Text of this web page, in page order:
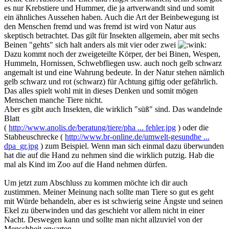
es nur Krebstiere und Hummer, die ja artverwandt sind und somit
ein ähnliches Aussehen haben. Auch die Art der Beinbewegung ist
den Menschen fremd und was fremd ist wird von Natur aus
skeptisch betrachtet. Das gilt für Insekten allgemein, aber mit sechs
Beinen "gehts" sich halt anders als mit vier oder zwei
Dazu kommt noch der zweigeteilte Körper, der bei Binen, Wespen,
Hummeln, Hornissen, Schwebfliegen usw. auch noch gelb schwarz
angemalt ist und eine Wahrung bedeute. In der Natur stehen nämlich
gelb schwarz und rot (schwarz) für Achtung giftig oder gefährlich.
Das alles spielt wohl mit in dieses Denken und somit mögen
Menschen manche Tiere nicht.
Aber es gibt auch Insekten, die wirklich "süß" sind. Das wandelnde
Blatt
( http://www.anolis.de/beratung/tiere/pha ... fehler.jpg ) oder die
Stabheuschrecke ( http://www.br-online.de/umwelt-gesundhe ...
dpa_gr.jpg ) zum Beispiel. Wenn man sich einmal dazu überwunden
hat die auf die Hand zu nehmen sind die wirklich putzig. Hab die
mal als Kind im Zoo auf die Hand nehmen dürfen.
Um jetzt zum Abschluss zu kommen möchte ich dir auch
zustimmen. Meiner Meinung nach sollte man Tiere so gut es geht
mit Würde behandeln, aber es ist schwierig seine Ängste und seinen
Ekel zu überwinden und das geschieht vor allem nicht in einer
Nacht. Deswegen kann und sollte man nicht allzuviel von der